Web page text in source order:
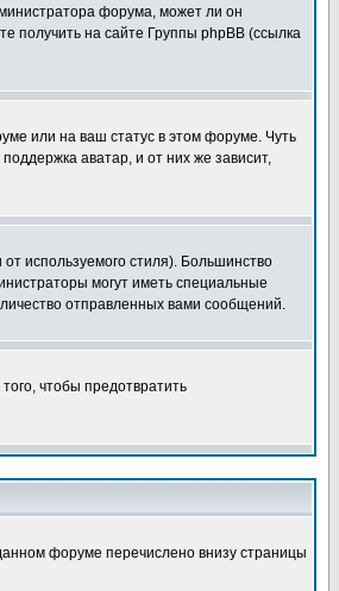
форума, может ли он
получить на сайте Группы phpBB (ссылка
или на ваш статус в этом форуме. Чуть
аватар, и от них же зависит,
используемого стиля). Большинство
могут иметь специальные
отправленных вами сообщений.
чтобы предотвратить
форуме перечислено внизу страницы